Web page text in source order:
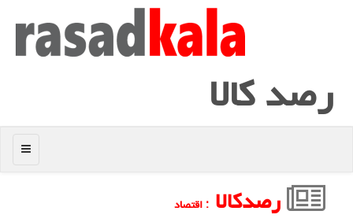
رصد كالا
منو
رصدکالا : اقتصاد